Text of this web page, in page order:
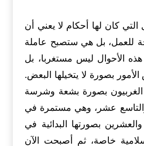
كان لها أحكام لا يعني أن
للعمل، بل هي ستصبح عاملة
الأحوال ليس مستغربا، بل
بصورة لا يتخيلها البعض.
الغربيون بصورة بشعة وشرسة
عشر، وهي مستمرة في
بصورتها البدائية في
خاصة، ثم أصبحت الآن